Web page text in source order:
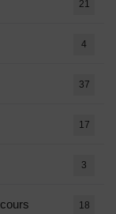
21
4
37
17
3
18